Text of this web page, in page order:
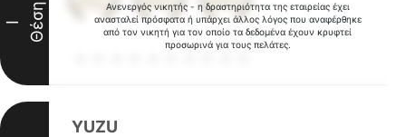
Ανενεργός νικητής - η δραστηριότητα της εταιρείας έχει
ανασταλεί πρόσφατα ή υπάρχει άλλος λόγος που αναφέρθηκε
από τον νικητή για τον οποίο τα δεδομένα έχουν κρυφτεί
προσωρινά για τους πελάτες.
I Θέση
YUZU